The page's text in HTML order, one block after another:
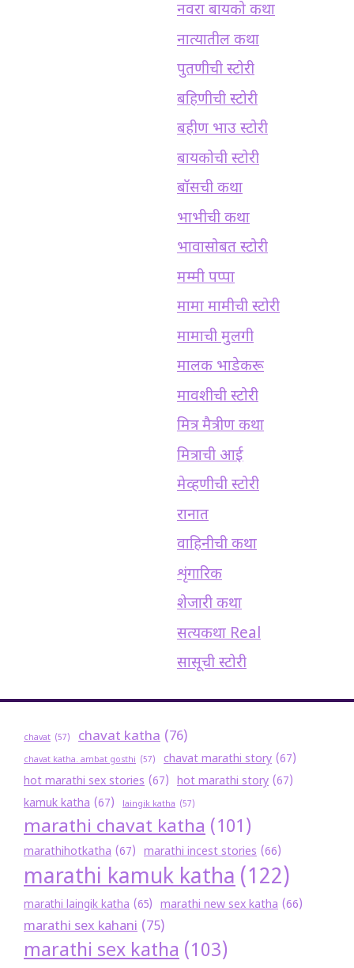
नवरा बायको कथा
नात्यातील कथा
पुतणीची स्टोरी
बहिणीची स्टोरी
बहीण भाउ स्टोरी
बायकोची स्टोरी
बॉसची कथा
भाभीची कथा
भावासोबत स्टोरी
मम्मी पप्पा
मामा मामीची स्टोरी
मामाची मुलगी
मालक भाडेकरू
मावशीची स्टोरी
मित्र मैत्रीण कथा
मित्राची आई
मेव्हणीची स्टोरी
रानात
वाहिनीची कथा
शृंगारिक
शेजारी कथा
सत्यकथा Real
सासूची स्टोरी
chavat (57) chavat katha (76)
chavat katha. ambat gosthi (57) chavat marathi story (67)
hot marathi sex stories (67) hot marathi story (67)
kamuk katha (67) laingik katha (57)
marathi chavat katha (101)
marathihotkatha (67) marathi incest stories (66)
marathi kamuk katha (122)
marathi laingik katha (65) marathi new sex katha (66)
marathi sex kahani (75)
marathi sex katha (103)